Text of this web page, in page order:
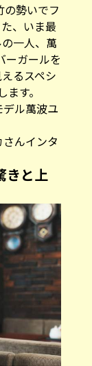
勢いでフ
、いま最
一人、萬
ーガールを
るスペシ
す。
ル萬波ユ
んインタ
きと上